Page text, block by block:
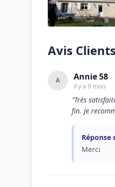
Avis Clients
A Annie 58
il y a 9 mois
"Très
fin. Je
Merci